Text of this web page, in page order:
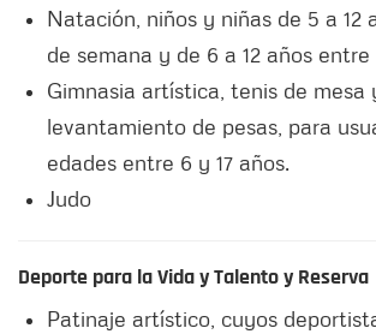
Natación, niños y niñas de 5 a 12
de semana y de 6 a 12 años entre
Gimnasia artística, tenis de mesa
levantamiento de pesas, para
edades entre 6 y 17 años.
Judo
Deporte para la Vida y Talento y Reserva
Patinaje artístico, cuyos